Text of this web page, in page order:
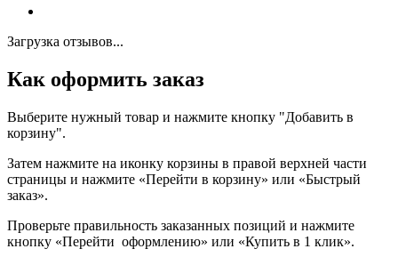
Загрузка отзывов...
Как оформить заказ
Выберите нужный товар и нажмите кнопку "Добавить в
корзину".
Затем нажмите на иконку корзины в правой верхней части
страницы и нажмите «Перейти в корзину» или «Быстрый
заказ».
Проверьте правильность заказанных позиций и нажмите
кнопку «Перейти оформлению» или «Купить в 1 клик».